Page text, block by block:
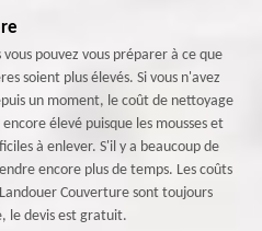
pouvez vous préparer à ce que
soient plus élevés. Si vous n'avez
un moment, le coût de nettoyage
élevé puisque les mousses et
à enlever. S'il y a beaucoup de
encore plus de temps. Les coûts
Couverture sont toujours
le devis est gratuit.